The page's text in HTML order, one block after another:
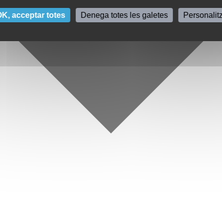
acceptar totes Denega totes les galetes